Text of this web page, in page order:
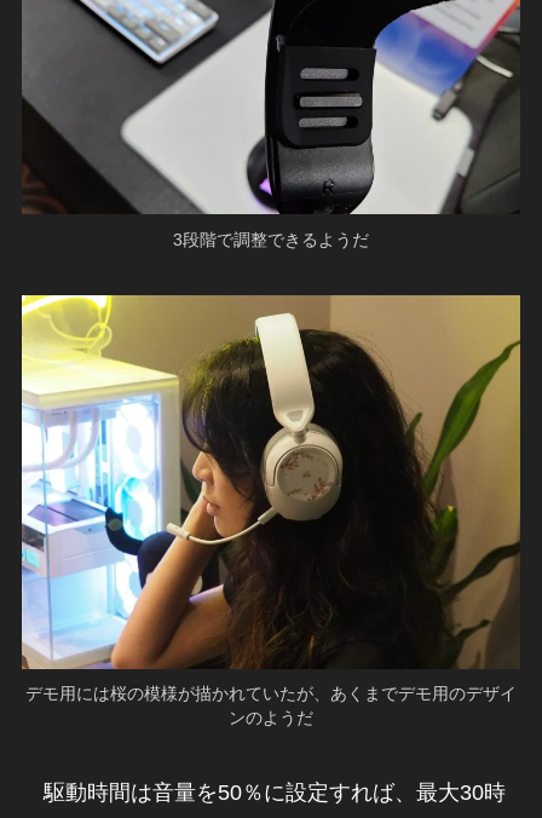
3段階で調整できるようだ
デモ用には桜の模様が描かれていたが、あくまでデモ用のデザイ
ンのようだ
駆動時間は音量を50％に設定すれば、最大30時